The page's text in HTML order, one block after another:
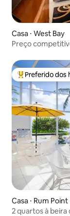
Casa ⋅ West Bay
Preço
Entre os
Preferido dos
Casa ⋅ Rum Point
2 quartos à